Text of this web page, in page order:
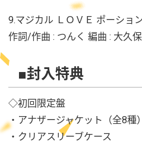
9.マジカル ＬＯＶＥ ポーション
作詞/作曲 : つんく 編曲 : 大久
■封入特典
◇初回限定盤
・アナザージャケット（全8
・クリアスリーブケース